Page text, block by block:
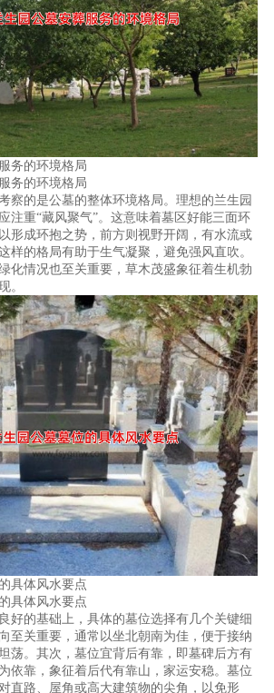
务的环境格局
务的环境格局
察的是公墓的整体环境格局。理想的兰生园
注重“藏风聚气”。这意味着墓区好能三面环
形成环抱之势，前方则视野开阔，有水流或
样的格局有助于生气凝聚，避免强风直吹。
化情况也至关重要，草木茂盛象征着生机勃
。
具体风水要点
具体风水要点
好的基础上，具体的墓位选择有几个关键细
至关重要，通常以坐北朝南为佳，便于接纳
荡。其次，墓位宜背后有靠，即墓碑后方有
依靠，象征着后代有靠山，家运安稳。墓位
直路、屋角或高大建筑物的尖角，以免形